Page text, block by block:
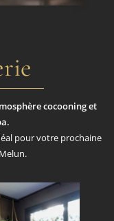
cocooning et
pour votre prochaine